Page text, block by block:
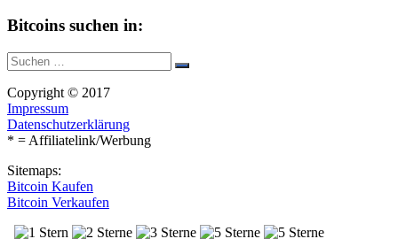
Bitcoins suchen in:
Suche
nach:
Suchen
Copyright © 2017
Impressum
Datenschutzerklärung
* = Affiliatelink/Werbung
Sitemaps:
Bitcoin Kaufen
Bitcoin Verkaufen